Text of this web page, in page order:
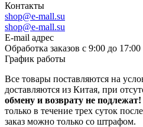
Контакты
shop@e-mall.su
shop@e-mall.su
E-mail адрес
Обработка заказов с 9:00 до
График работы
Все товары поставляются на
доставляются из Китая, при
обмену и возврату не подлежат!
только в течение трех суток
заказ можно только со штрафом.